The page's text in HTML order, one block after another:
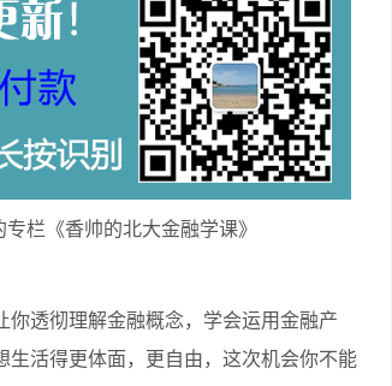
栏《香帅的北大金融学课》
透彻理解金融概念，学会运用金融产
活得更体面，更自由，这次机会你不能